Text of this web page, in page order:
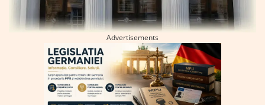
Advertisements